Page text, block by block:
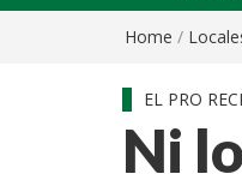
Home /
EL PRO
Ni